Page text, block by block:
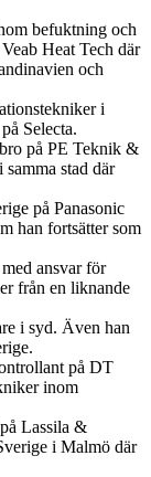
befuktning och
Heat Tech där
och
i
Selecta.
på PE Teknik &
stad där
på Panasonic
han fortsätter som
ansvar för
från en liknande
i syd. Även han
på DT
inom
Lassila &
i Malmö där